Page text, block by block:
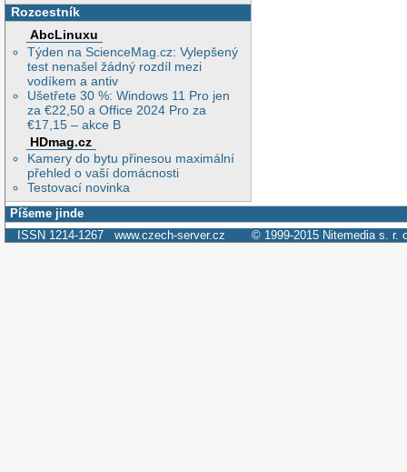
Rozcestník
AbcLinuxu
Týden na ScienceMag.cz: Vylepšený
test nenašel žádný rozdíl mezi
vodíkem a antiv
Ušetřete 30 %: Windows 11 Pro jen
za €22,50 a Office 2024 Pro za
€17,15 – akce B
HDmag.cz
Kamery do bytu přinesou maximální
přehled o vaší domácnosti
Testovací novinka
Píšeme jinde
ISSN 1214-1267 www.czech-server.cz © 1999-2015 Nitemedia s. r.